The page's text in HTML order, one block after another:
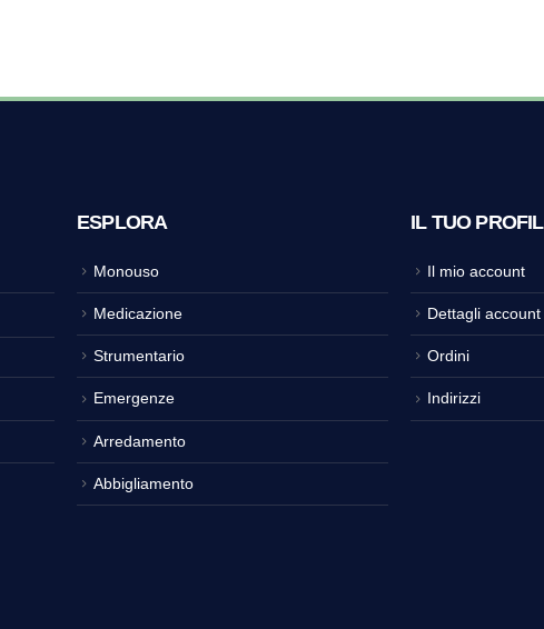
ESPLORA
Monouso
Medicazione
Strumentario
Emergenze
Arredamento
Abbigliamento
IL TUO
Il mio account
Dettagli account
Ordini
Indirizzi